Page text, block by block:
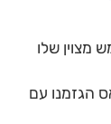
מצוין שלו
הגזמנו עם